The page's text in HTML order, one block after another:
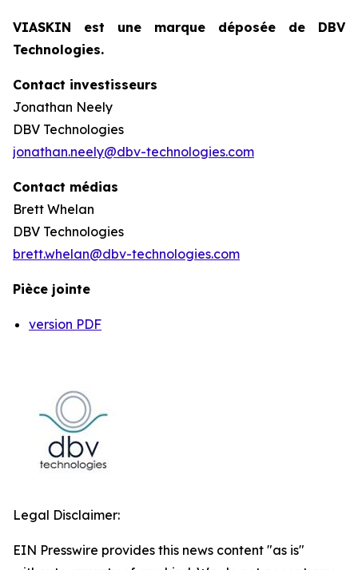
VIASKIN est une marque déposée de DBV
Technologies.
Contact investisseurs
Jonathan Neely
DBV Technologies
jonathan.neely@dbv-technologies.com
Contact médias
Brett Whelan
DBV Technologies
brett.whelan@dbv-technologies.com
Pièce jointe
version PDF
Legal Disclaimer:
EIN Presswire provides this news content "as is"